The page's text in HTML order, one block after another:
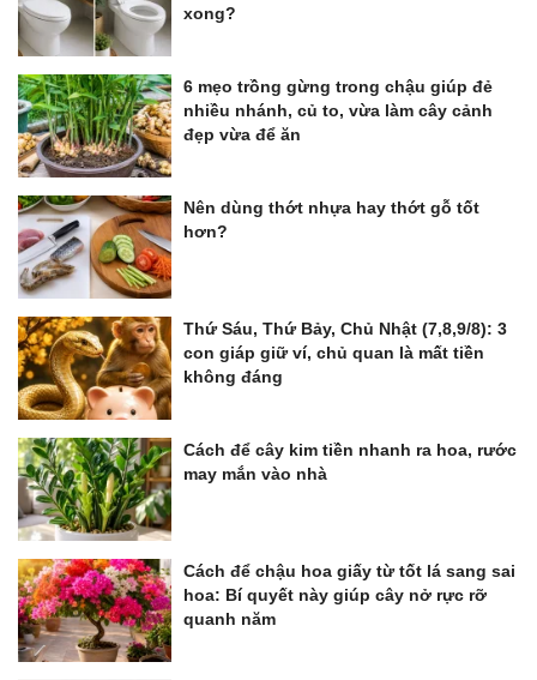
xong?
6 mẹo trồng gừng trong chậu giúp đẻ
nhiều nhánh, củ to, vừa làm cây cảnh
đẹp vừa để ăn
Nên dùng thớt nhựa hay thớt gỗ tốt
hơn?
Thứ Sáu, Thứ Bảy, Chủ Nhật (7,8,9/8): 3
con giáp giữ ví, chủ quan là mất tiền
không đáng
Cách để cây kim tiền nhanh ra hoa, rước
may mắn vào nhà
Cách để chậu hoa giấy từ tốt lá sang sai
hoa: Bí quyết này giúp cây nở rực rỡ
quanh năm